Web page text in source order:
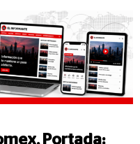
, Portada: